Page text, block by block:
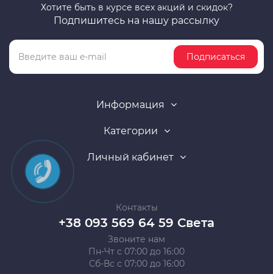
Хотите быть в курсе всех акций и скидок?
Подпишитесь на нашу рассылку
Подписаться
Информация
Категории
Личный кабинет
Контакты
+38 093 569 64 59 Света
Звоните нам
Пн-Чт с 07:00 до 16:00
Сб-Вс с 07:00 до 16:00